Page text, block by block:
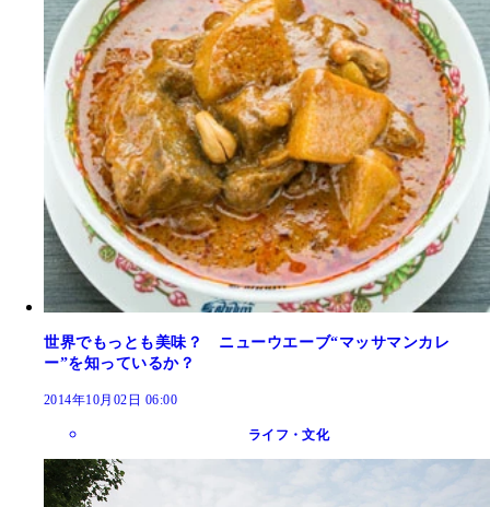
世界でもっとも美味？ ニューウエーブ“マッサマンカレ
ー”を知っているか？
2014年10月02日 06:00
ライフ・文化